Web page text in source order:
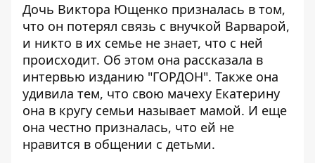
Дочь Виктора Ющенко призналась в том,
что он потерял связь с внучкой Варварой,
и никто в их семье не знает, что с ней
происходит. Об этом она рассказала в
интервью изданию "ГОРДОН". Также она
удивила тем, что свою мачеху Екатерину
она в кругу семьи называет мамой. И еще
она честно призналась, что ей не
нравится в общении с детьми.